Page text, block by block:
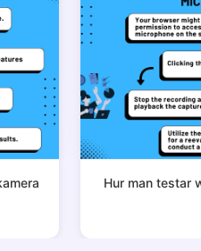
Hur man testar